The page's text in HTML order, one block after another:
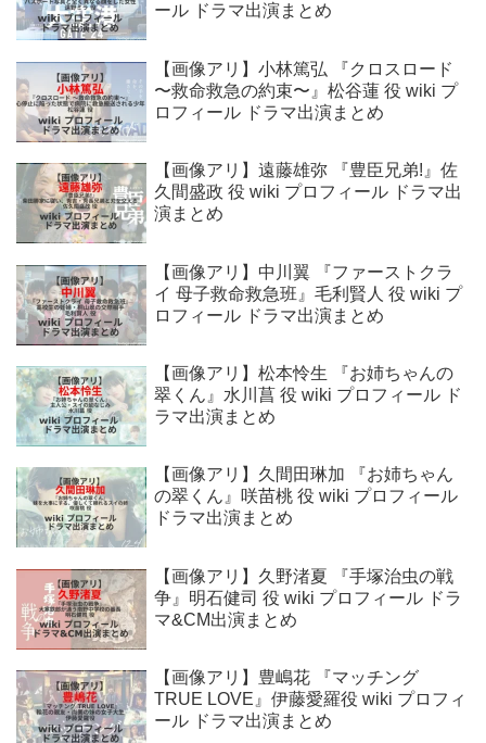
ール ドラマ出演まとめ
【画像アリ】小林篤弘 『クロスロード
〜救命救急の約束〜』松谷蓮 役 wiki プ
ロフィール ドラマ出演まとめ
【画像アリ】遠藤雄弥 『豊臣兄弟!』佐
久間盛政 役 wiki プロフィール ドラマ出
演まとめ
【画像アリ】中川翼 『ファーストクラ
イ 母子救命救急班』毛利賢人 役 wiki プ
ロフィール ドラマ出演まとめ
【画像アリ】松本怜生 『お姉ちゃんの
翠くん』水川菖 役 wiki プロフィール ド
ラマ出演まとめ
【画像アリ】久間田琳加 『お姉ちゃん
の翠くん』咲苗桃 役 wiki プロフィール
ドラマ出演まとめ
【画像アリ】久野渚夏 『手塚治虫の戦
争』明石健司 役 wiki プロフィール ドラ
マ&CM出演まとめ
【画像アリ】豊嶋花 『マッチング
TRUE LOVE』伊藤愛羅役 wiki プロフィ
ール ドラマ出演まとめ